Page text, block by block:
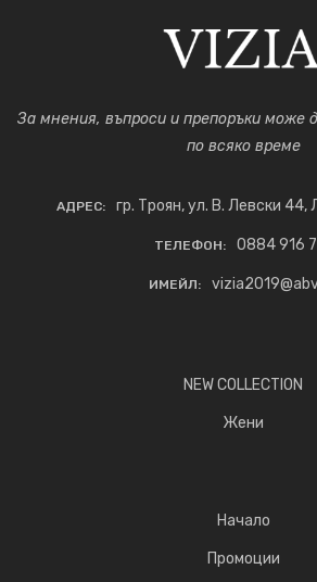
За мнения, въпроси и препоръки може
по всяко време
АДРЕС: гр. Троян, ул. В. Левски 44,
ТЕЛЕФОН: 0884 916
ИМЕЙЛ:
NEW COLLECTION
Жени
Начало
Промоции